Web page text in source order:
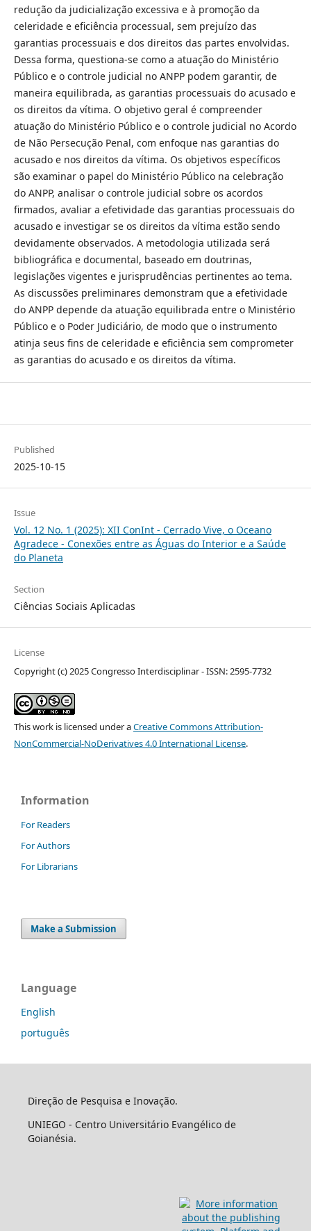
redução da judicialização excessiva e à promoção da
celeridade e eficiência processual, sem prejuízo das
garantias processuais e dos direitos das partes envolvidas.
Dessa forma, questiona-se como a atuação do Ministério
Público e o controle judicial no ANPP podem garantir, de
maneira equilibrada, as garantias processuais do acusado e
os direitos da vítima. O objetivo geral é compreender
atuação do Ministério Público e o controle judicial no Acordo
de Não Persecução Penal, com enfoque nas garantias do
acusado e nos direitos da vítima. Os objetivos específicos
são examinar o papel do Ministério Público na celebração
do ANPP, analisar o controle judicial sobre os acordos
firmados, avaliar a efetividade das garantias processuais do
acusado e investigar se os direitos da vítima estão sendo
devidamente observados. A metodologia utilizada será
bibliográfica e documental, baseado em doutrinas,
legislações vigentes e jurisprudências pertinentes ao tema.
As discussões preliminares demonstram que a efetividade
do ANPP depende da atuação equilibrada entre o Ministério
Público e o Poder Judiciário, de modo que o instrumento
atinja seus fins de celeridade e eficiência sem comprometer
as garantias do acusado e os direitos da vítima.
Published
2025-10-15
Issue
Vol. 12 No. 1 (2025): XII ConInt - Cerrado Vive, o Oceano
Agradece - Conexões entre as Águas do Interior e a Saúde
do Planeta
Section
Ciências Sociais Aplicadas
License
Copyright (c) 2025 Congresso Interdisciplinar - ISSN: 2595-7732
This work is licensed under aCreative Commons Attribution-
NonCommercial-NoDerivatives 4.0 International License.
Information
For Readers
For Authors
For Librarians
Make a Submission
Language
English
português
Direção de Pesquisa e Inovação.
UNIEGO - Centro Universitário Evangélico de
Goianésia.